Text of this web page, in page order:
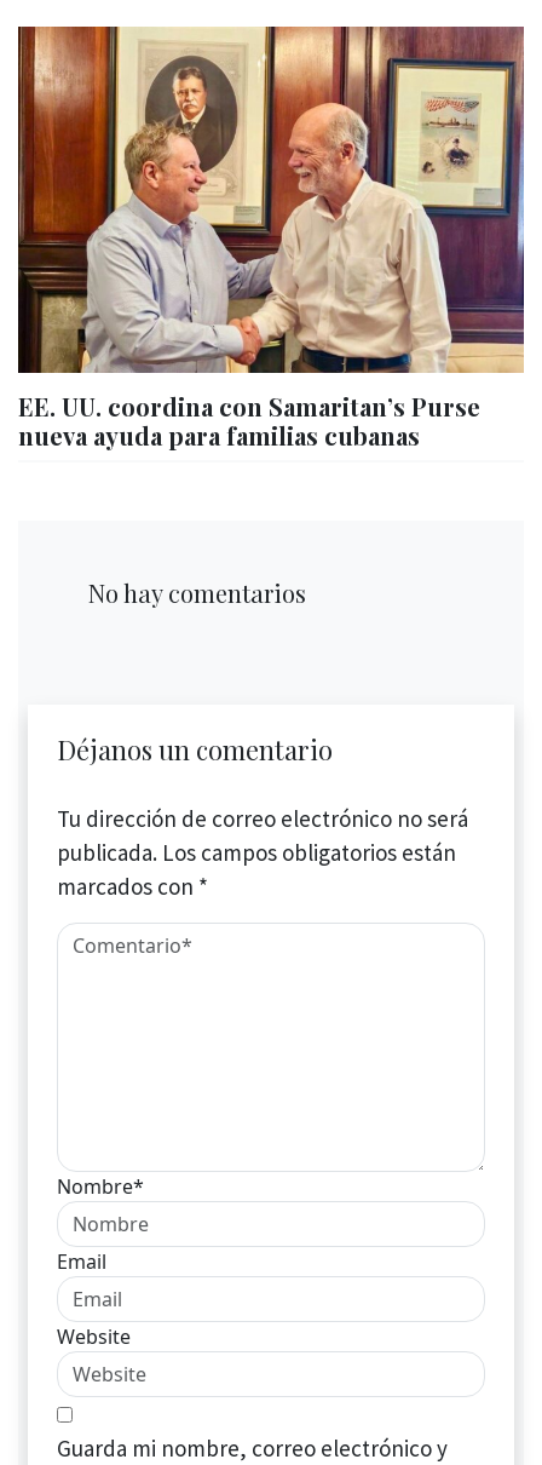
EE. UU. coordina con Samaritan’s Purse
nueva ayuda para familias cubanas
No hay comentarios
Déjanos un comentario
Tu dirección de correo electrónico no será
publicada. Los campos obligatorios están
marcados con *
Nombre*
Email
Website
Guarda mi nombre, correo electrónico y